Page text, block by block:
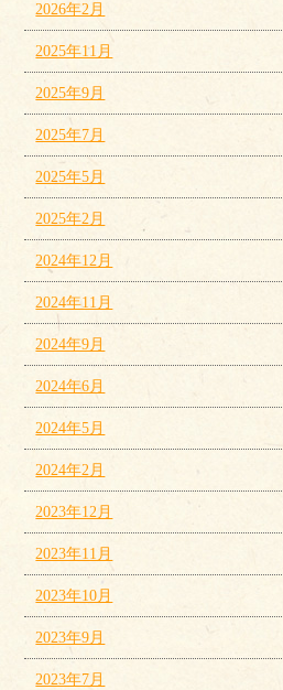
2026年2月
2025年11月
2025年9月
2025年7月
2025年5月
2025年2月
2024年12月
2024年11月
2024年9月
2024年6月
2024年5月
2024年2月
2023年12月
2023年11月
2023年10月
2023年9月
2023年7月